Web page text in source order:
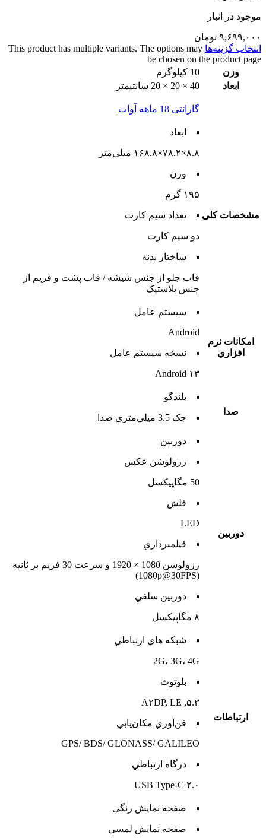
موجود در انبار
۹,۶۹۹,۰۰۰ تومان
انتخاب گزینه‌ها This product has multiple variants. The options may
be chosen on the product page
وزن
10 کیلوگرم
ابعاد
40 × 20 × 20 سانتیمتر
گارانتی 18 ماهه آوات
مشخصات کلی
ابعاد
۸.۸×۷۸.۲×۱۶۸.۸ میلی‌متر
وزن
۱۹۵ گرم
تعداد سيم کارت
دو سيم کارت
ساختار بدنه
قاب جلو از جنس شیشه / قاب پشت و فریم از
جنس پلاستیک
امکانات نرم
افزاري
سيستم عامل
Android
نسخه سيستم عامل
Android ۱۳
صدا
بلندگو
جک 3.5 ميلي‌متري صدا
دوربين
دوربين
رزولوشن عکس
50 مگاپیکسل
فلش
LED
فيلمبرداري
رزولوشن 1080 × 1920 و سرعت 30 فریم بر ثانیه
(1080p@30FPS)
دوربين سلفي
۸ مگاپیکسل
ارتباطات
شبکه هاي ارتباطي
2G، 3G، 4G
بلوتوث
۵.۳, A۲DP, LE
فن‌آوري مکان‌يابي
GPS/ BDS/ GLONASS/ GALILEO
درگاه ارتباطي
USB Type-C ۲.۰
صفحه نمايش رنگي
صفحه نمايش لمسي